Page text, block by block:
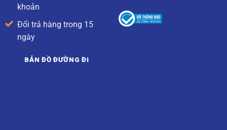
khoản
Đổi trả hàng trong 15
ngày
BẢN ĐỒ ĐƯỜNG ĐI